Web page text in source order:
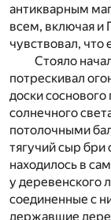
антикварным
всем, включая и
чувствовал, что
Стояло
потрескивал
доски
солнечного
потолочными
тягучий сыр
находилось в
у деревенского
соединенные с
державшие